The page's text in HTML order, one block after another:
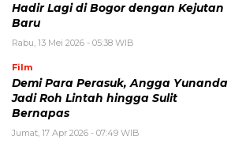
Hadir Lagi di Bogor dengan Kejutan
Baru
Rabu, 13 Mei 2026 - 05:38 WIB
Film
Demi Para Perasuk, Angga Yunanda
Jadi Roh Lintah hingga Sulit
Bernapas
Jumat, 17 Apr 2026 - 07:49 WIB